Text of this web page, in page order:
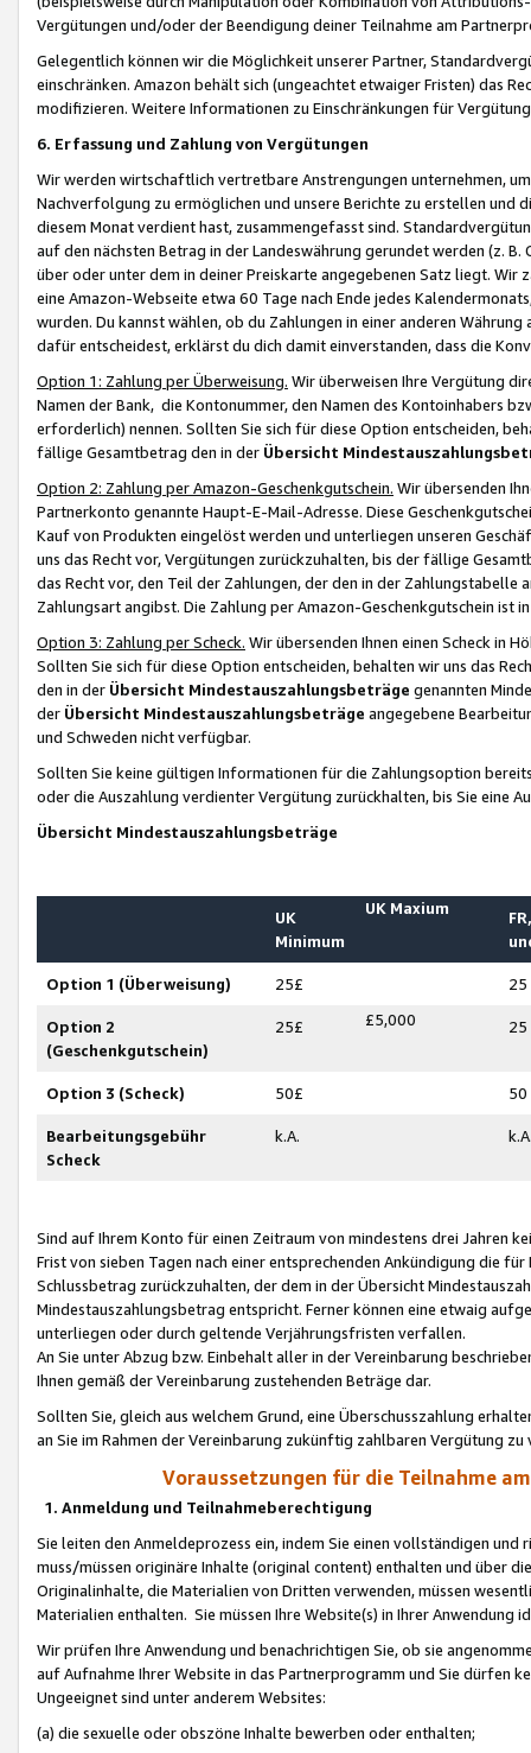
Vergütungen und/oder der Beendigung deiner Teilnahme am
Gelegentlich können wir die Möglichkeit unserer Partner,
einschränken. Amazon behält sich (ungeachtet etwaiger Fristen) das
modifizieren. Weitere Informationen zu Einschränkungen für
6. Erfassung und Zahlung von Vergütungen
Wir werden wirtschaftlich vertretbare Anstrengungen unternehmen,
Nachverfolgung zu ermöglichen und unsere Berichte zu erstellen und
diesem Monat verdient hast, zusammengefasst sind.
auf den nächsten Betrag in der Landeswährung gerundet werden (z.
über oder unter dem in deiner Preiskarte angegebenen Satz liegt.
eine Amazon-Webseite etwa 60 Tage nach Ende jedes
wurden. Du kannst wählen, ob du Zahlungen in einer anderen
dafür entscheidest, erklärst du dich damit einverstanden, dass die
Option 1: Zahlung per Überweisung. Wir überweisen Ihre Vergütung
Namen der Bank, die Kontonummer, den Namen des Kontoinhabers
erforderlich) nennen. Sollten Sie sich für diese Option entscheiden,
fällige Gesamtbetrag den in der Übersicht
Option 2: Zahlung per Amazon-Geschenkgutschein. Wir übersenden
Partnerkonto genannte Haupt-E-Mail-Adresse. Diese
Kauf von Produkten eingelöst werden und unterliegen unseren
uns das Recht vor, Vergütungen zurückzuhalten, bis der fällige
das Recht vor, den Teil der Zahlungen, der den in der
Zahlungsart angibst. Die Zahlung per Amazon-Geschenkgutschein ist
Option 3: Zahlung per Scheck. Wir übersenden Ihnen einen Scheck in
Sollten Sie sich für diese Option entscheiden, behalten wir uns das
den in der Übersicht Mindestauszahlungsbeträge genannten
der Übersicht Mindestauszahlungsbeträge angegebene
und Schweden nicht verfügbar.
Sollten Sie keine gültigen Informationen für die Zahlungsoption
oder die Auszahlung verdienter Vergütung zurückhalten, bis Sie
Übersicht Mindestauszahlungsbeträge
UK
Minimum
UK Maxium
Option 1 (Überweisung) 25£ 25
Option 2
(Geschenkgutschein)
25£ £5,000 25
Option 3 (Scheck) 50£ 50
Bearbeitungsgebühr
Scheck
k.A.
Sind auf Ihrem Konto für einen Zeitraum von mindestens drei Jahren
Frist von sieben Tagen nach einer entsprechenden Ankündigung die
Schlussbetrag zurückzuhalten, der dem in der Übersicht
Mindestauszahlungsbetrag entspricht. Ferner können eine etwaig
unterliegen oder durch geltende Verjährungsfristen verfallen.
An Sie unter Abzug bzw. Einbehalt aller in der Vereinbarung
Ihnen gemäß der Vereinbarung zustehenden Beträge dar.
Sollten Sie, gleich aus welchem Grund, eine Überschusszahlung
an Sie im Rahmen der Vereinbarung zukünftig zahlbaren Vergütung zu
Voraussetzungen für die Teilnahme
1. Anmeldung und Teilnahmeberechtigung
Sie leiten den Anmeldeprozess ein, indem Sie einen vollständigen
muss/müssen originäre Inhalte (original content) enthalten und über
Originalinhalte, die Materialien von Dritten verwenden, müssen
Materialien enthalten. Sie müssen Ihre Website(s) in Ihrer Anwendung
Wir prüfen Ihre Anwendung und benachrichtigen Sie, ob sie
auf Aufnahme Ihrer Website in das Partnerprogramm und Sie dürfen
Ungeeignet sind unter anderem Websites:
(a) die sexuelle oder obszöne Inhalte bewerben oder enthalten;